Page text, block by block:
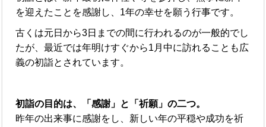
を迎えたことを感謝し、1年の幸せを願う行事です。
古くは元日から3日までの間に行われるのが一般的でし
たが、最近では年明けすぐから1月中に訪れることも広
義の初詣とされています。
初詣の目的は、「感謝」と「祈願」の二つ。
昨年の出来事に感謝をし、新しい年の平穏や成功を祈